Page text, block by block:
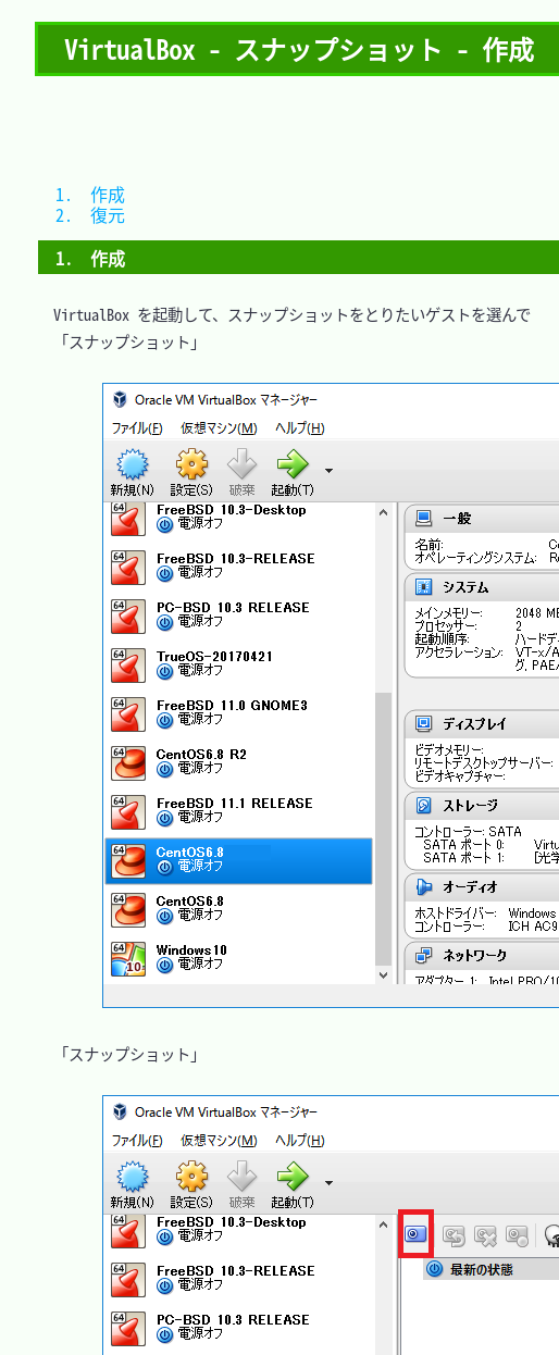
VirtualBox - スナップショット - 作成
1.　作成
VirtualBox を起動して、スナップショットをとりたいゲストを選んで
「スナップショット」
「スナップショット」